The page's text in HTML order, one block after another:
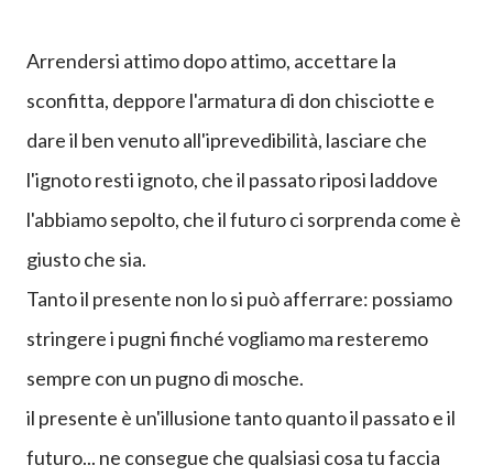
ancora, così via al'infinito.
L'unica soluzione è arrendersi.
Arrendersi attimo dopo attimo, accettare la
sconfitta, deppore l'armatura di don chisciotte e
dare il ben venuto all'iprevedibilità, lasciare che
l'ignoto resti ignoto, che il passato riposi laddove
l'abbiamo sepolto, che il futuro ci sorprenda come è
giusto che sia.
Tanto il presente non lo si può afferrare: possiamo